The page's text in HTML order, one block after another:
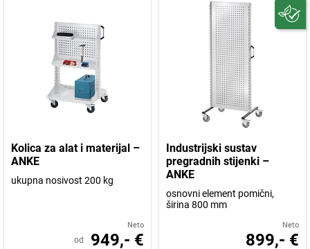
Kolica za alat i materijal –
ANKE
ukupna nosivost 200 kg
Neto
od 949,- €
Industrijski sustav
pregradnih stijenki –
ANKE
osnovni element pomični,
širina 800 mm
Neto
899,- €